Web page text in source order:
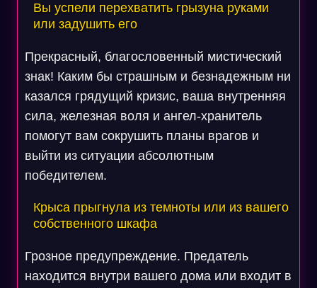
Вы успели перехватить грызуна руками
или задушить его
Прекрасный, благословенный мистический
знак! Каким бы страшным и безнадежным ни
казался грядущий кризис, ваша внутренняя
сила, железная воля и ангел-хранитель
помогут вам сокрушить планы врагов и
выйти из ситуации абсолютным
победителем.
Крыса прыгнула из темноты или из вашего
собственного шкафа
Грозное предупреждение. Предатель
находится внутри вашего дома или входит в